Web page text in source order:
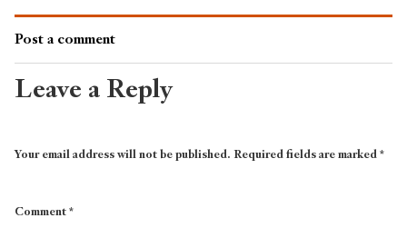
Post a comment
Leave a Reply
Your email address will not be published.Required fields are marked*
Comment*